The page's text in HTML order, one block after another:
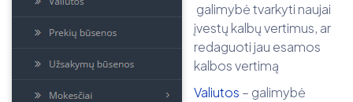
galimybė tvarkyti naujai
įvestų kalbų vertimus, ar
redaguoti jau esamos
kalbos vertimą
Valiutos – galimybė